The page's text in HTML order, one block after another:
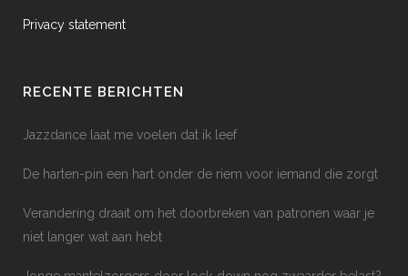
Privacy statement
RECENTE BERICHTEN
Jazzdance laat me voelen dat ik leef
De harten-pin een hart onder de riem voor iemand die zorgt
Verandering draait om het doorbreken van patronen waar je
niet langer wat aan hebt